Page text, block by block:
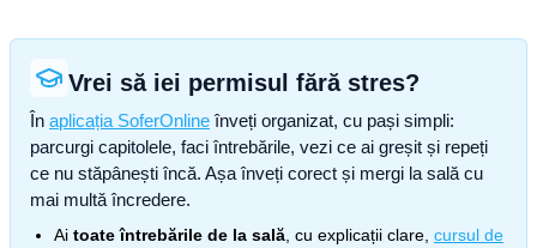
Vrei să iei permisul fără stres?
În aplicația SoferOnline înveți organizat, cu pași simpli:
parcurgi capitolele, faci întrebările, vezi ce ai greșit și repeți
ce nu stăpânești încă. Așa înveți corect și mergi la sală cu
mai multă încredere.
Ai toate întrebările de la sală , cu explicații clare, cursul de